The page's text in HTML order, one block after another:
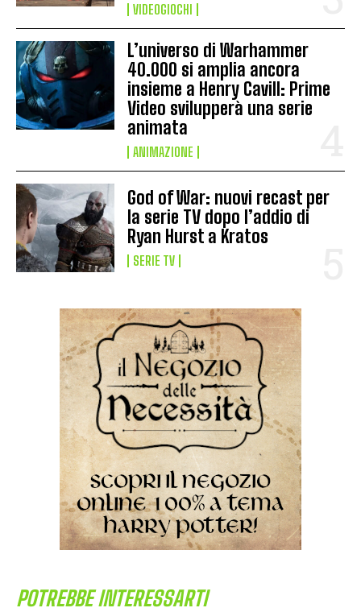
VIDEOGIOCHI
L’universo di Warhammer
40.000 si amplia ancora
insieme a Henry Cavill: Prime
Video svilupperà una serie
animata
ANIMAZIONE
God of War: nuovi recast per
la serie TV dopo l’addio di
Ryan Hurst a Kratos
SERIE TV
POTREBBE INTERESSARTI